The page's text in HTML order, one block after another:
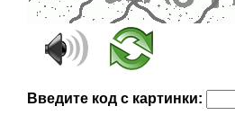
Введите код с картинки: